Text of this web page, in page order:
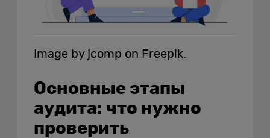
Image by jcomp on Freepik.
Основные этапы
аудита: что нужно
проверить